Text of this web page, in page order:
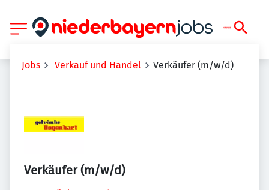
Jobs Verkauf und Handel Verkäufer (m/w/d)
Verkäufer (m/w/d)